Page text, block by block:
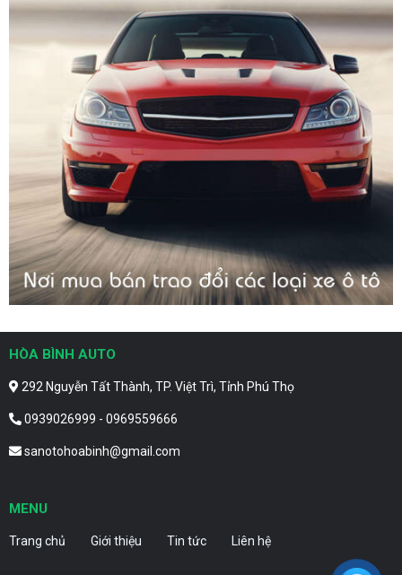
HÒA BÌNH AUTO
292 Nguyễn Tất Thành, TP. Việt Trì, Tỉnh Phú Thọ
0939026999 - 0969559666
sanotohoabinh@gmail.com
MENU
Trang chủ Giới thiệu Tin tức Liên hệ